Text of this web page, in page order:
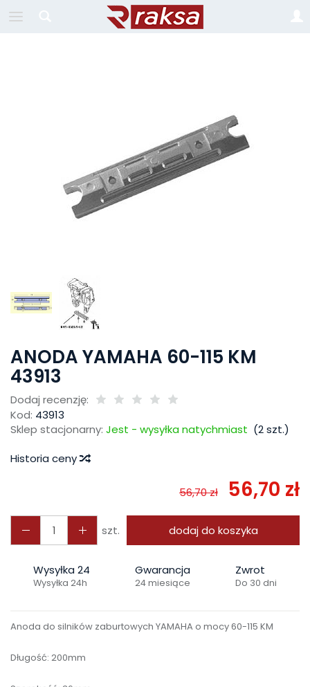
ANODA YAMAHA 60-115 KM
43913
Dodaj recenzję:
Kod: 43913
Sklep stacjonarny: Jest - wysyłka natychmiast (2szt.)
Historia ceny
56,70 zł 56,70 zł
szt. dodaj do koszyka
Wysyłka 24
Wysyłka 24h
Gwarancja
24 miesiące
Zwrot
Do 30 dni
Anoda do silników zaburtowych YAMAHA o mocy 60-115 KM
Długość: 200mm